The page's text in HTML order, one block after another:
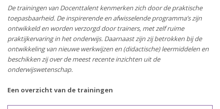
De trainingen van Docenttalent kenmerken zich door de praktische
toepasbaarheid. De inspirerende en afwisselende programma’s zijn
ontwikkeld en worden verzorgd door trainers, met zelf ruime
praktijkervaring in het onderwijs. Daarnaast zijn zij betrokken bij de
ontwikkeling van nieuwe werkwijzen en (didactische) leermiddelen en
beschikken zij over de meest recente inzichten uit de
onderwijswetenschap.
Een overzicht van de trainingen